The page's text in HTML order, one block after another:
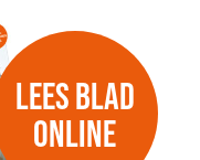
LEES BLAD
ONLINE